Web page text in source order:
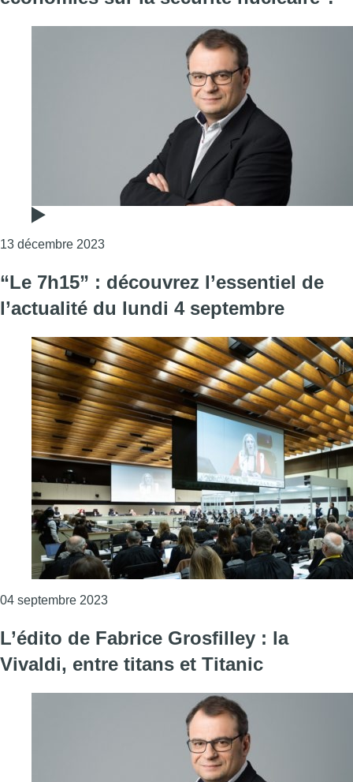
13 décembre 2023Consulter l'article "L’édito de Fabrice
“Le 7h15” : découvrez l’essentiel de
l’actualité du lundi 4 septembre
04 septembre 2023Consulter l'article "“Le 7h15” : découvrez
L’édito de Fabrice Grosfilley : la
Vivaldi, entre titans et Titanic